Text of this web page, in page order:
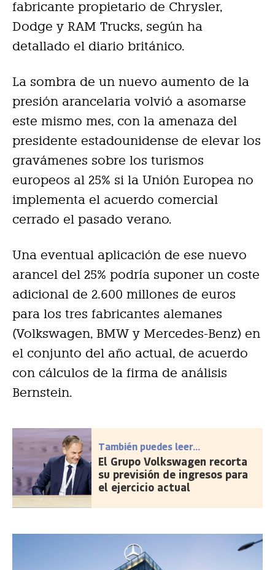
fabricante propietario de Chrysler,
Dodge y RAM Trucks, según ha
detallado el diario británico.
La sombra de un nuevo aumento de la
presión arancelaria volvió a asomarse
este mismo mes, con la amenaza del
presidente estadounidense de elevar los
gravámenes sobre los turismos
europeos al 25% si la Unión Europea no
implementa el acuerdo comercial
cerrado el pasado verano.
Una eventual aplicación de ese nuevo
arancel del 25% podría suponer un coste
adicional de 2.600 millones de euros
para los tres fabricantes alemanes
(Volkswagen, BMW y Mercedes-Benz) en
el conjunto del año actual, de acuerdo
con cálculos de la firma de análisis
Bernstein.
También puedes leer...
El Grupo Volkswagen recorta
su previsión de ingresos para
el ejercicio actual